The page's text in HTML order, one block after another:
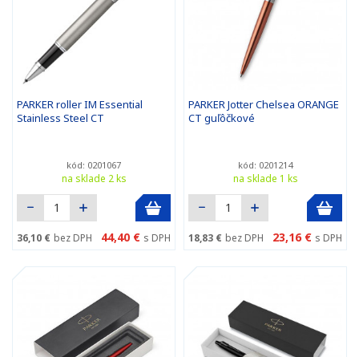
PARKER roller IM Essential
Stainless Steel CT
kód: 0201067
na sklade 2 ks
36,10 € bez DPH 44,40 € s DPH
PARKER Jotter Chelsea ORANGE
CT guľôčkové
kód: 0201214
na sklade 1 ks
18,83 € bez DPH 23,16 € s DPH